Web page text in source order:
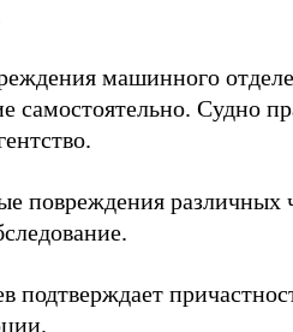
машинного
Судно
повреждения различных
подтверждает